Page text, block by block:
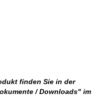
finden Sie in der
/ Downloads" im